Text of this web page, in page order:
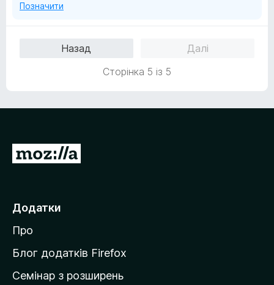
Позначити
Назад
Далі
Сторінка 5 із 5
П
е
й
т
и
Додатки
Про
Блог додатків Firefox
Семінар з розширень